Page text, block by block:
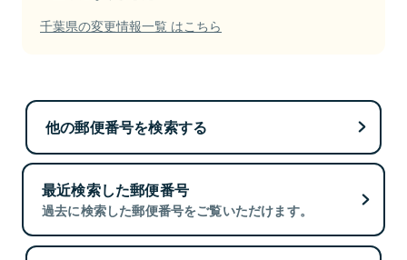
千葉県の変更情報一覧 はこちら
他の郵便番号を検索する
最近検索した郵便番号
過去に検索した郵便番号をご覧いただけます。